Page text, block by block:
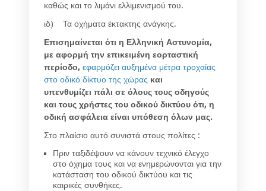
καθώς και το λιμάνι ελλιμενισμού του.
ιδ) Τα οχήματα έκτακτης ανάγκης.
Επισημαίνεται ότι η Ελληνική Αστυνομία,
με αφορμή την επικειμένη εορταστική
περίοδο, εφαρμόζει αυξημένα μέτρα τροχαίας
στο οδικό δίκτυο της χώρας και
υπενθυμίζει πάλι σε όλους τους οδηγούς
και τους χρήστες του οδικού δικτύου ότι, η
οδική ασφάλεια είναι υπόθεση όλων μας.
Στο πλαίσιο αυτό συνιστά στους πολίτες :
Πριν ταξιδέψουν να κάνουν τεχνικό έλεγχο
στο όχημα τους και να ενημερώνονται για την
κατάσταση του οδικού δικτύου και τις
καιρικές συνθήκες.